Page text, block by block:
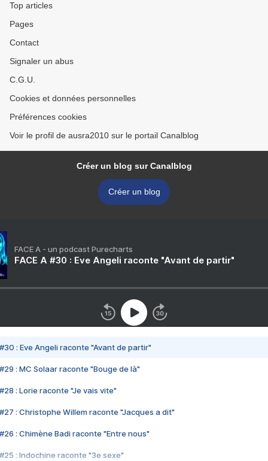
Top articles
Pages
Contact
Signaler un abus
C.G.U.
Cookies et données personnelles
Préférences cookies
Voir le profil de ausra2010 sur le portail Canalblog
Créer un blog sur Canalblog
Créer un blog
FACE A - un podcast Purecharts
FACE A #30 : Eve Angeli raconte "Avant de partir"
#30 : Eve Angeli raconte "Avant de partir"
#29 : MC Solaar raconte "Bouge de là"
#28 : Lorie raconte "Je vais vite"
#27 : Christophe Willem raconte "Jacques a dit"
#26 : Chimène Badi raconte "Entre nous"
#25 : Indochine raconte "3e sexe"